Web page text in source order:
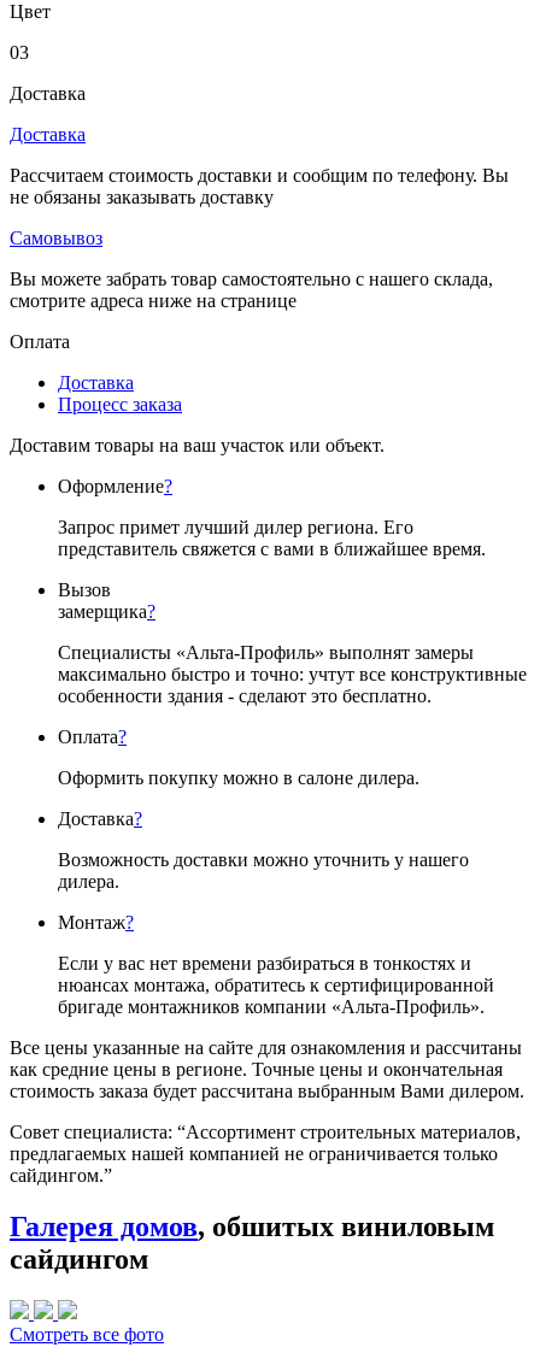
Цвет
03
Доставка
Доставка
Рассчитаем стоимость доставки и сообщим по телефону. Вы
не обязаны заказывать доставку
Самовывоз
Вы можете забрать товар самостоятельно с нашего склада,
смотрите адреса ниже на странице
Оплата
Доставка
Процесс заказа
Доставим товары на ваш участок или объект.
Оформление?
Запрос примет лучший дилер региона. Его
представитель свяжется с вами в ближайшее время.
Вызов
замерщика?
Специалисты «Альта-Профиль» выполнят замеры
максимально быстро и точно: учтут все конструктивные
особенности здания - сделают это бесплатно.
Оплата?
Оформить покупку можно в салоне дилера.
Доставка?
Возможность доставки можно уточнить у нашего
дилера.
Монтаж?
Если у вас нет времени разбираться в тонкостях и
нюансах монтажа, обратитесь к сертифицированной
бригаде монтажников компании «Альта-Профиль».
Все цены указанные на сайте для ознакомления и рассчитаны
как средние цены в регионе. Точные цены и окончательная
стоимость заказа будет рассчитана выбранным Вами дилером.
Совет специалиста: “Ассортимент строительных материалов,
предлагаемых нашей компанией не ограничивается только
сайдингом.”
Галерея домов, обшитых виниловым
сайдингом
Смотреть все фото